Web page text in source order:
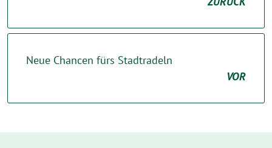
Neue Chancen fürs Stadtradeln
VOR